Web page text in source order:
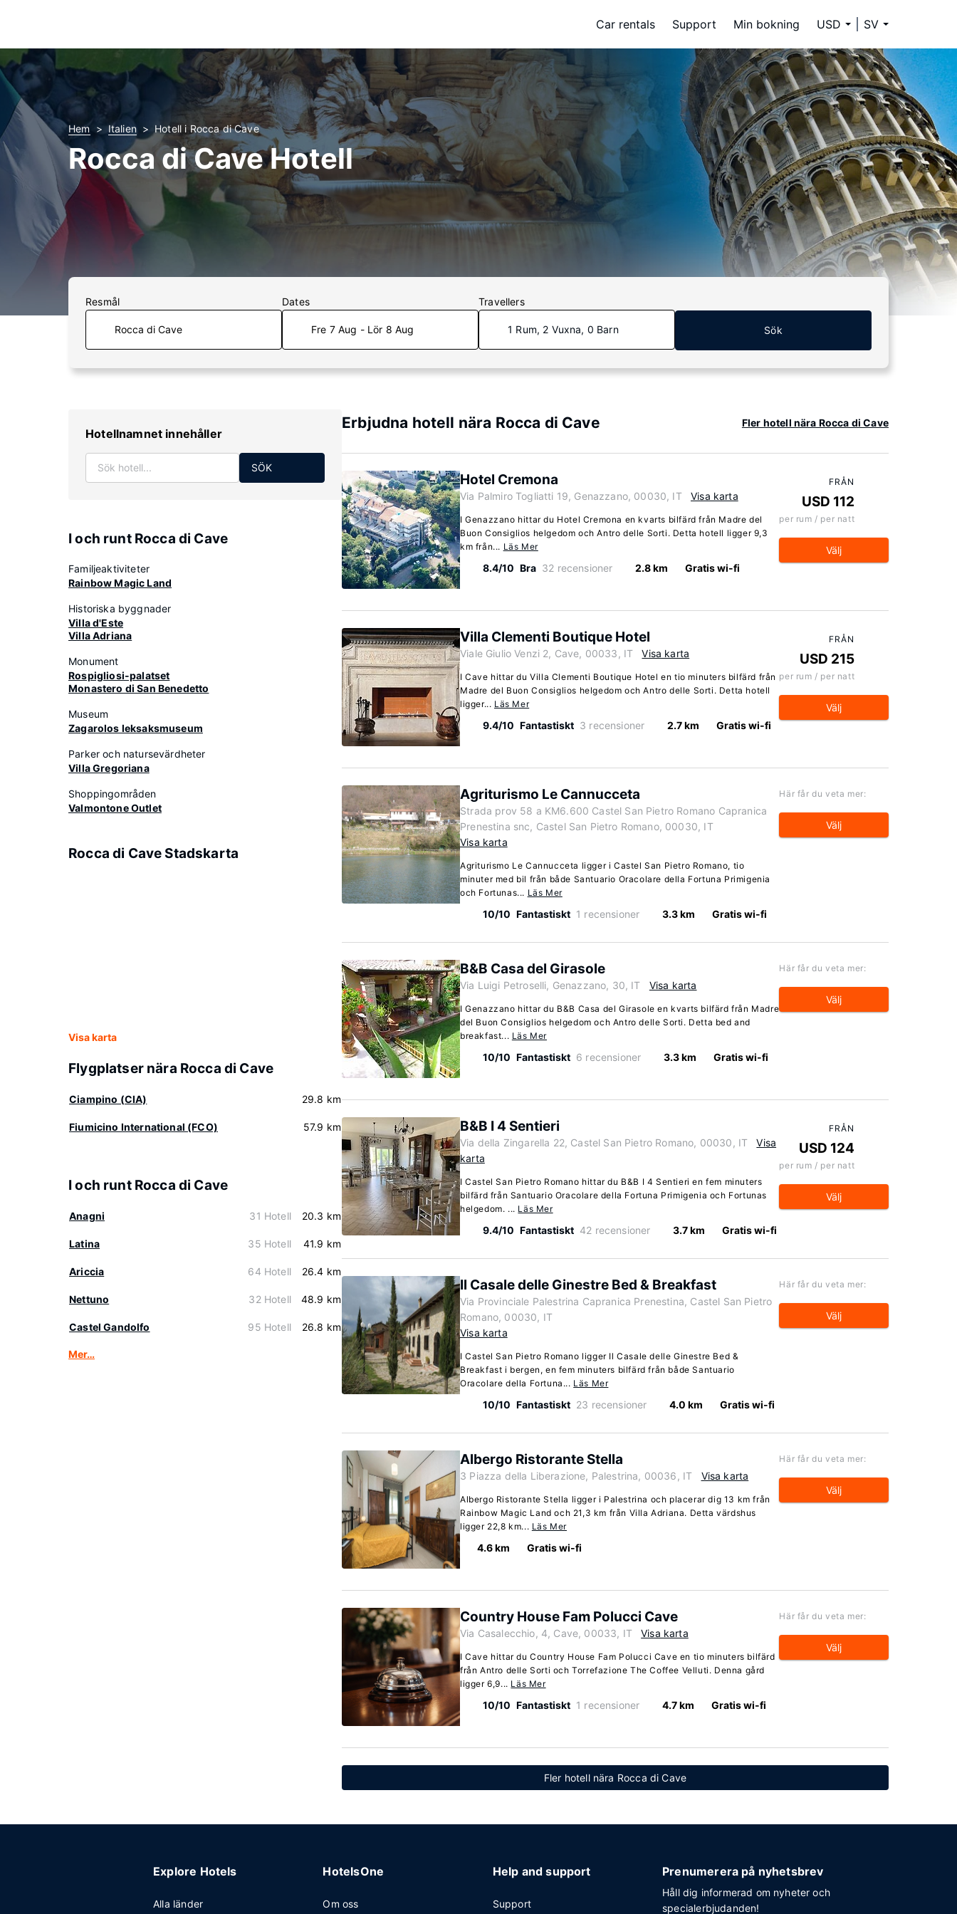
Car rentals Support Min bokning USD SV
Hem Italien Hotell i Rocca di Cave
Rocca di Cave Hotell
Resmål Dates
Fre 7 Aug - Lör 8 Aug
Travellers
1 Rum, 2 Vuxna, 0 Barn Sök
Hotellnamnet innehåller
SÖK
I och runt Rocca di Cave
Familjeaktiviteter
Rainbow Magic Land
Historiska byggnader
Villa d'Este
Villa Adriana
Monument
Rospigliosi-palatset
Monastero di San Benedetto
Museum
Zagarolos leksaksmuseum
Parker och natursevärdheter
Villa Gregoriana
Shoppingområden
Valmontone Outlet
Rocca di Cave Stadskarta
Visa karta
Flygplatser nära Rocca di Cave
Ciampino (CIA) 29.8 km
Fiumicino International (FCO) 57.9 km
I och runt Rocca di Cave
Anagni 31 Hotell 20.3 km
Latina 35 Hotell 41.9 km
Ariccia 64 Hotell 26.4 km
Nettuno 32 Hotell 48.9 km
Castel Gandolfo 95 Hotell 26.8 km
Mer…
Erbjudna hotell nära Rocca di Cave Fler hotell nära Rocca di Cave
Hotel Cremona
Via Palmiro Togliatti 19, Genazzano, 00030, IT Visa karta
I Genazzano hittar du Hotel Cremona en kvarts bilfärd från Madre del
Buon Consiglios helgedom och Antro delle Sorti. Detta hotell ligger 9,3
km från... Läs Mer
8.4/10 Bra 32 recensioner 2.8 km Gratis wi-fi
FRÅN
USD 112
per rum / per natt
Välj
Villa Clementi Boutique Hotel
Viale Giulio Venzi 2, Cave, 00033, IT Visa karta
I Cave hittar du Villa Clementi Boutique Hotel en tio minuters bilfärd från
Madre del Buon Consiglios helgedom och Antro delle Sorti. Detta hotell
ligger... Läs Mer
9.4/10 Fantastiskt 3 recensioner 2.7 km Gratis wi-fi
FRÅN
USD 215
per rum / per natt
Välj
Agriturismo Le Cannucceta
Strada prov 58 a KM6.600 Castel San Pietro Romano Capranica
Prenestina snc, Castel San Pietro Romano, 00030, IT
Visa karta
Agriturismo Le Cannucceta ligger i Castel San Pietro Romano, tio
minuter med bil från både Santuario Oracolare della Fortuna Primigenia
och Fortunas... Läs Mer
10/10 Fantastiskt 1 recensioner 3.3 km Gratis wi-fi
Här får du veta mer:
Välj
B&B Casa del Girasole
Via Luigi Petroselli, Genazzano, 30, IT Visa karta
I Genazzano hittar du B&B Casa del Girasole en kvarts bilfärd från Madre
del Buon Consiglios helgedom och Antro delle Sorti. Detta bed and
breakfast... Läs Mer
10/10 Fantastiskt 6 recensioner 3.3 km Gratis wi-fi
Här får du veta mer:
Välj
B&B I 4 Sentieri
Via della Zingarella 22, Castel San Pietro Romano, 00030, IT
Visa
karta
I Castel San Pietro Romano hittar du B&B I 4 Sentieri en fem minuters
bilfärd från Santuario Oracolare della Fortuna Primigenia och Fortunas
helgedom. ... Läs Mer
9.4/10 Fantastiskt 42 recensioner 3.7 km Gratis wi-fi
FRÅN
USD 124
per rum / per natt
Välj
Il Casale delle Ginestre Bed & Breakfast
Via Provinciale Palestrina Capranica Prenestina, Castel San Pietro
Romano, 00030, IT
Visa karta
I Castel San Pietro Romano ligger Il Casale delle Ginestre Bed &
Breakfast i bergen, en fem minuters bilfärd från både Santuario
Oracolare della Fortuna... Läs Mer
10/10 Fantastiskt 23 recensioner 4.0 km Gratis wi-fi
Här får du veta mer:
Välj
Albergo Ristorante Stella
3 Piazza della Liberazione, Palestrina, 00036, IT Visa karta
Albergo Ristorante Stella ligger i Palestrina och placerar dig 13 km från
Rainbow Magic Land och 21,3 km från Villa Adriana. Detta värdshus
ligger 22,8 km... Läs Mer
4.6 km Gratis wi-fi
Här får du veta mer:
Välj
Country House Fam Polucci Cave
Via Casalecchio, 4, Cave, 00033, IT Visa karta
I Cave hittar du Country House Fam Polucci Cave en tio minuters bilfärd
från Antro delle Sorti och Torrefazione The Coffee Velluti. Denna gård
ligger 6,9... Läs Mer
10/10 Fantastiskt 1 recensioner 4.7 km Gratis wi-fi
Här får du veta mer:
Välj
Fler hotell nära Rocca di Cave
Explore Hotels
Alla länder
HotelsOne
Om oss
Help and support
Support
Prenumerera på nyhetsbrev
Håll dig informerad om nyheter och
specialerbjudanden!